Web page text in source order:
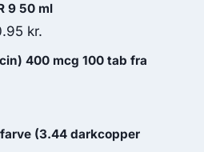
9 50 ml
kr..
kr.
aktuelle
130.95 kr..
400 mcg 100 tab fra
(3.44 darkcopper